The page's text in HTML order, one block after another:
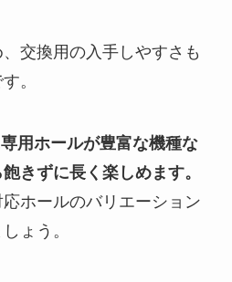
交換用の入手しやすさも
。
用ホールが豊富な機種な
きずに長く楽しめます。
ホールのバリエーション
ょう。